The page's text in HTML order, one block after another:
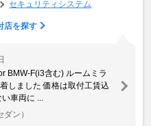
セキュリティシステム
店を探す
BMW-F(i3含む) ルームミラ
しました 価格は取付工賃込
車両に ...
ン）